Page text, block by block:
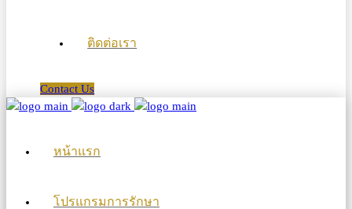
ติดต่อเรา
Contact Us
หน้าแรก
โปรแกรมการรักษา